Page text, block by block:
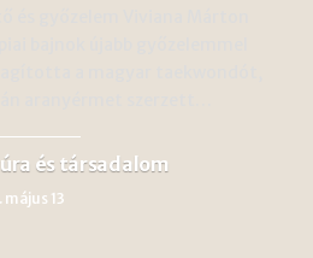
és társadalom
13